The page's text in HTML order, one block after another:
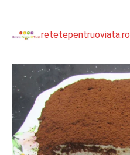
retetepentruoviata.ro